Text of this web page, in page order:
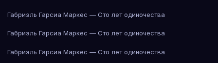
Габриэль Гарсиа Маркес — Сто лет одиночества
Габриэль Гарсиа Маркес — Сто лет одиночества
Габриэль Гарсиа Маркес — Сто лет одиночества